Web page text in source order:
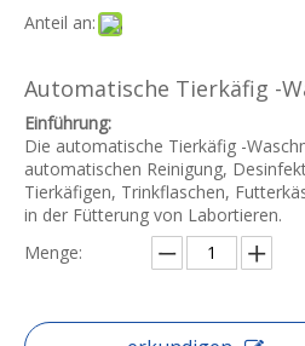
Anteil an:
Automatische Tierkäfig -
Einführung:
Die automatische Tierkäfig -
automatischen Reinigung,
Tierkäfigen, Trinkflaschen,
in der Fütterung von Labortieren.
Menge: